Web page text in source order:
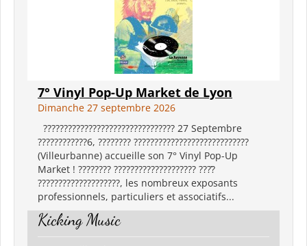
7° Vinyl Pop-Up Market de Lyon
Dimanche 27 septembre 2026
???????????????????????????????? 27 Septembre
????????????6, ???????? ????????????????????????????
(Villeurbanne) accueille son 7° Vinyl Pop-Up
Market ! ???????? ???????????????????? ????̀
????????????????????, les nombreux exposants
professionnels, particuliers et associatifs...
Kicking Music